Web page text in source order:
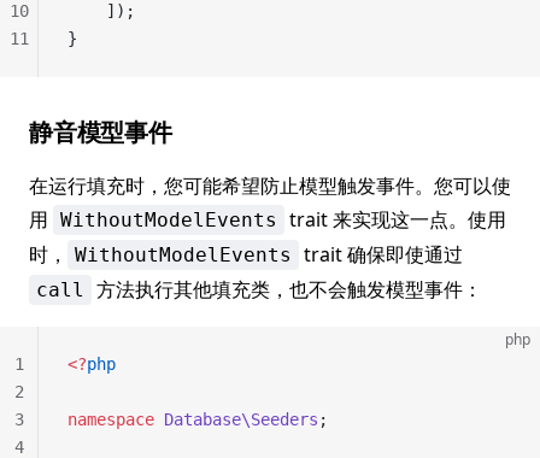
    ]);
}
10
11
静音模型事件
在运行填充时，您可能希望防止模型触发事件。您可以使
用 WithoutModelEvents
trait 来实现这一点。使用
时，
WithoutModelEvents trait 确保即使通过
call 方法执行其他填充类，也不会触发模型事件：
php
<?php
namespace Database\Seeders ;
1
2
3
4